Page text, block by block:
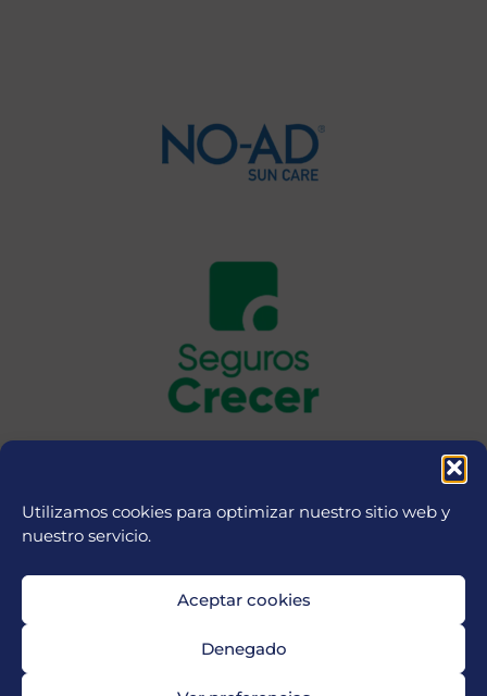
Utilizamos cookies para optimizar nuestro sitio web y
nuestro servicio.
Aceptar cookies
Denegado